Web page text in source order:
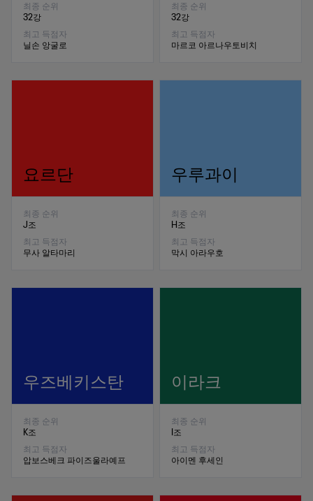
최종 순위
32강
최고 득점자
닐손 앙굴로
최종 순위
32강
최고 득점자
마르코 아르나우토비치
요르단
최종 순위
J조
최고 득점자
무사 알타마리
우루과이
최종 순위
H조
최고 득점자
막시 아라우호
우즈베키스탄
최종 순위
K조
최고 득점자
압보스베크 파이즈울라예프
이라크
최종 순위
I조
최고 득점자
아이멘 후세인